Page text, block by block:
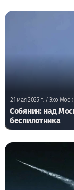
21 мая 2025 г. / Эхо
Собянин: над
беспилотника